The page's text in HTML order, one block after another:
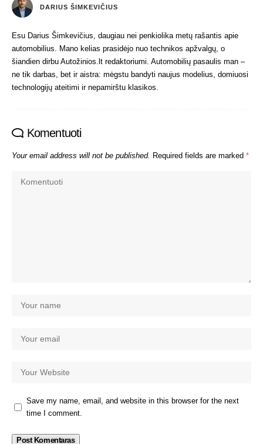
DARIUS ŠIMKEVIČIUS
Esu Darius Šimkevičius, daugiau nei penkiolika metų rašantis apie
automobilius. Mano kelias prasidėjo nuo technikos apžvalgų, o
šiandien dirbu Autožinios.lt redaktoriumi. Automobilių pasaulis man –
ne tik darbas, bet ir aistra: mėgstu bandyti naujus modelius, domiuosi
technologijų ateitimi ir nepamirštu klasikos.
Komentuoti
Your email address will not be published. Required fields are marked *
Save my name, email, and website in this browser for the next
time I comment.